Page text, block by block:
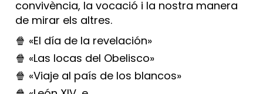
convivència, la vocació i la nostra manera
de mirar els altres.
🍿 «El día de la revelación»
🍿 «Las locas del Obelisco»
🍿 «Viaje al país de los blancos»